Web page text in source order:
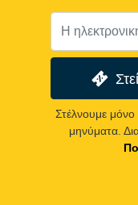
Στέλνουμε
μηνύματα.